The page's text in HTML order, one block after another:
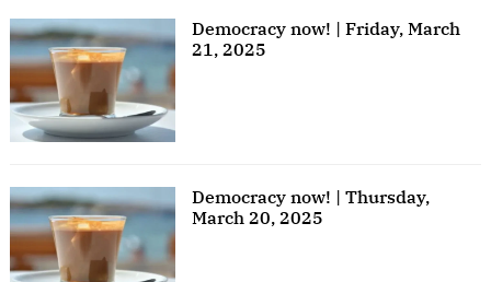
Democracy now! | Friday, March
21, 2025
Democracy now! | Thursday,
March 20, 2025